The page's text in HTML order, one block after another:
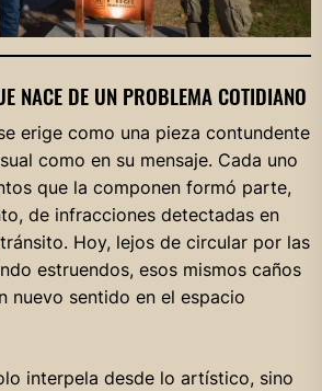
NACE DE UN PROBLEMA COTIDIANO
erige como una pieza contundente
como en su mensaje. Cada uno
que la componen formó parte,
de infracciones detectadas en
Hoy, lejos de circular por las
estruendos, esos mismos caños
nuevo sentido en el espacio
interpela desde lo artístico, sino